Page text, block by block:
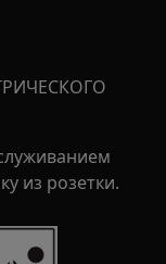
из розетки.